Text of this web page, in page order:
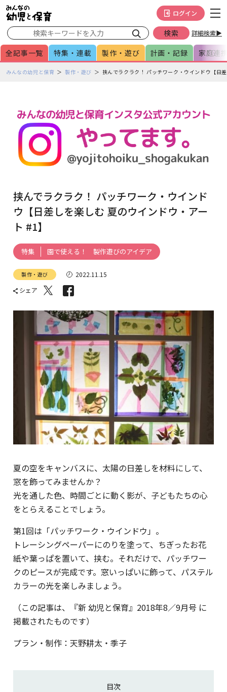
詳細検索▶
ログイン
全記事一覧 特集・連載 製作・遊び 計画・記録 家庭連
ペみんなの幼児と保育 製作・遊び 挟んでラクラク！ パッチワーク・ウインドウ【日
挟んでラクラク！ パッチワーク・ウインド
ウ【日差しを楽しむ 夏のウインドウ・アー
ト #1】
特集 園で使える！ 製作遊びのアイデア
製作・遊び
2022.11.15
シェア
夏の空をキャンバスに、太陽の日差しを材料にして、
窓を飾ってみませんか？
光を通した色、時間ごとに動く影が、子どもたちの心
をとらえることでしょう。
第1回は「パッチワーク・ウインドウ」。
トレーシングペーパーにのりを塗って、ちぎったお花
紙や葉っぱを置いて、挟む。それだけで、パッチワー
クのピースが完成です。窓いっぱいに飾って、パステル
カラーの光を楽しみましょう。
（この記事は、『新 幼児と保育』2018年8／9月号 に
掲載されたものです）
プラン・制作：天野耕太・季子
目次